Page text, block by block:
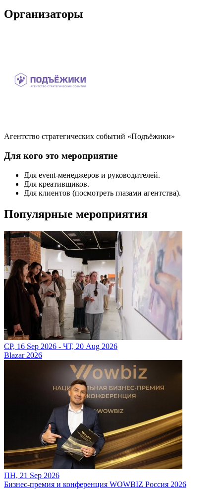
Организаторы
Агентство стратегических событий «Подъёжики»
Для кого это мероприятие
Для event-менеджеров и руководителей.
Для креативщиков.
Для клиентов (посмотреть глазами агентства).
Популярные мероприятия
СР, 16 Sep 2026 - ЧТ, 20 Aug 2026
Blazar 2026
ПН, 21 Sep 2026
Бизнес-премия и конференция WOWBIZ Россия 2026